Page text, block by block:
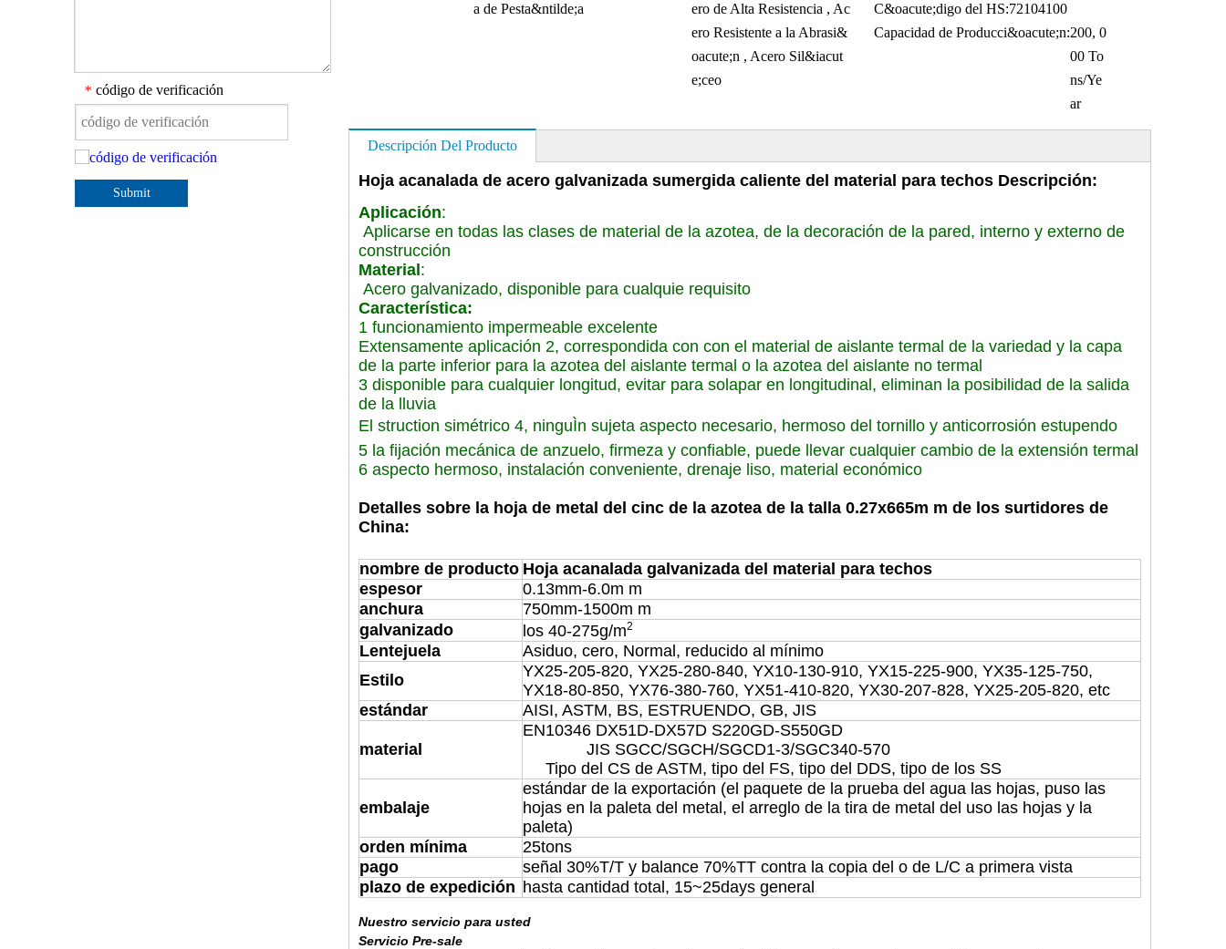
* código de verificación
Submit
a de Pesta&ntilde;a
ero de Alta Resistencia , Ac
ero Resistente a la Abrasi&
oacute;n , Acero Sil&iacut
e;ceo
C&oacute;digo del HS:72104100
Capacidad de Producci&oacute;n:200, 0
00 To
ns/Ye
ar
Descripción Del Producto
Hoja acanalada de acero galvanizada sumergida caliente del material para techos Descripción:
Aplicación:
Aplicarse en todas las clases de material de la azotea, de la decoración de la pared, interno y externo de
construcción
Material :
Acero galvanizado, disponible para cualquie requisito
Característica:
1 funcionamiento impermeable excelente
Extensamente aplicación 2, correspondida con con el material de aislante termal de la variedad y la capa
de la parte inferior para la azotea del aislante termal o la azotea del aislante no termal
3 disponible para cualquier longitud, evitar para solapar en longitudinal, eliminan la posibilidad de la salida
de la lluvia
El struction simétrico 4, ninguÌn sujeta aspecto necesario, hermoso del tornillo y anticorrosión estupendo
5 la fijación mecánica de anzuelo, firmeza y confiable, puede llevar cualquier cambio de la extensión termal
6 aspecto hermoso, instalación conveniente, drenaje liso, material económico
Detalles sobre la hoja de metal del cinc de la azotea de la talla 0.27x665m m de los surtidores de
China:
nombre de producto Hoja acanalada galvanizada del material para techos
espesor
0.13mm-6.0m m
anchura
750mm-1500m m
galvanizado
los 40-275g/m2
Lentejuela
Asiduo, cero, Normal, reducido al mínimo
Estilo
YX25-205-820, YX25-280-840, YX10-130-910, YX15-225-900, YX35-125-750,
YX18-80-850, YX76-380-760, YX51-410-820, YX30-207-828, YX25-205-820, etc
estándar
AISI, ASTM, BS, ESTRUENDO, GB, JIS
material
EN10346 DX51D-DX57D S220GD-S550GD
JIS SGCC/SGCH/SGCD1-3/SGC340-570
Tipo del CS de ASTM, tipo del FS, tipo del DDS, tipo de los SS
embalaje
estándar de la exportación (el paquete de la prueba del agua las hojas, puso las
hojas en la paleta del metal, el arreglo de la tira de metal del uso las hojas y la
paleta)
orden mínima
25tons
pago
señal 30%T/T y balance 70%TT contra la copia del o de L/C a primera vista
plazo de expedición hasta cantidad total, 15~25days general
Nuestro servicio para usted
Servicio Pre-sale